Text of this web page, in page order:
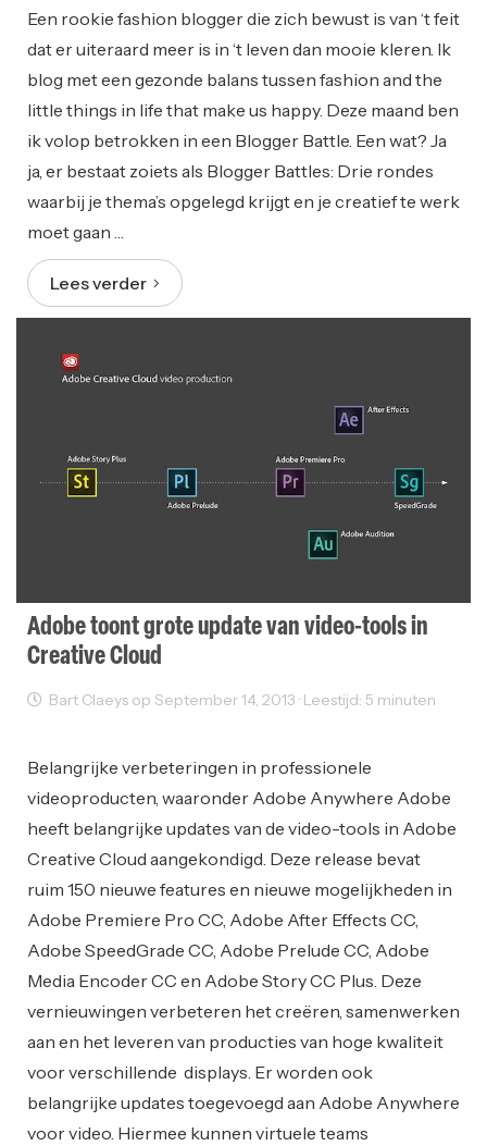
Een rookie fashion blogger die zich bewust is van ‘t feit
dat er uiteraard meer is in ‘t leven dan mooie kleren. Ik
blog met een gezonde balans tussen fashion and the
little things in life that make us happy. Deze maand ben
ik volop betrokken in een Blogger Battle. Een wat? Ja
ja, er bestaat zoiets als Blogger Battles: Drie rondes
waarbij je thema’s opgelegd krijgt en je creatief te werk
moet gaan …
Lees verder
Adobe toont grote update van video-tools in
Creative Cloud
Bart Claeys op September 14, 2013 · Leestijd: 5 minuten
Belangrijke verbeteringen in professionele
videoproducten, waaronder Adobe Anywhere Adobe
heeft belangrijke updates van de video-tools in Adobe
Creative Cloud aangekondigd. Deze release bevat
ruim 150 nieuwe features en nieuwe mogelijkheden in
Adobe Premiere Pro CC, Adobe After Effects CC,
Adobe SpeedGrade CC, Adobe Prelude CC, Adobe
Media Encoder CC en Adobe Story CC Plus. Deze
vernieuwingen verbeteren het creëren, samenwerken
aan en het leveren van producties van hoge kwaliteit
voor verschillende displays. Er worden ook
belangrijke updates toegevoegd aan Adobe Anywhere
voor video. Hiermee kunnen virtuele teams